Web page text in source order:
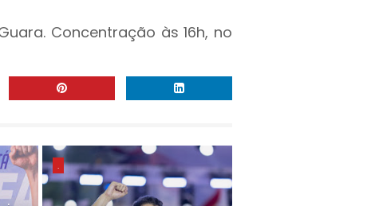
Concentração às 16h, no
.